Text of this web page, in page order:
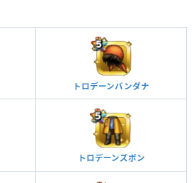
トロデーンバンダナ
トロデーンズボン